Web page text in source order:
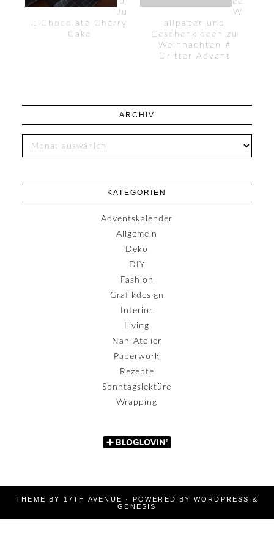
Ju
l: Chocolate Cherry
Cake
W
allpaper und
Geschenkideen zu
Weihnachten #
Dritter Advent
ARCHIV
KATEGORIEN
Adventskalender
Allgemein
Deko
DIY
Fashion
Grafikdesign
Interior
Living
Näh-Atelier
Paperwork
Rezepte
Sonntagslektüre
Wrapping
THEME BY 17TH AVENUE · POWERED BY WORDPRESS
&
GENESIS